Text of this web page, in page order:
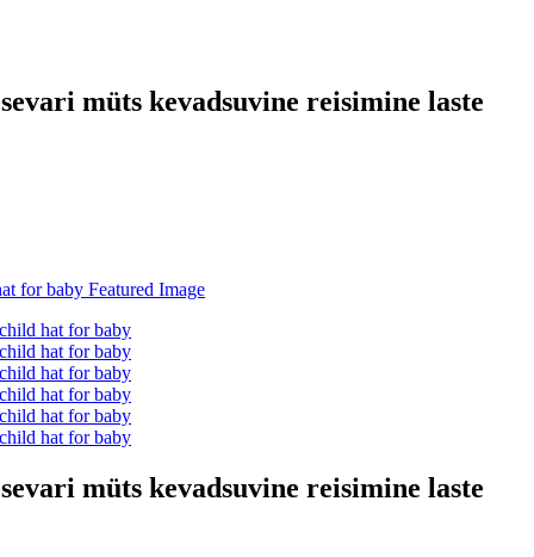
müts kevadsuvine reisimine laste
müts kevadsuvine reisimine laste